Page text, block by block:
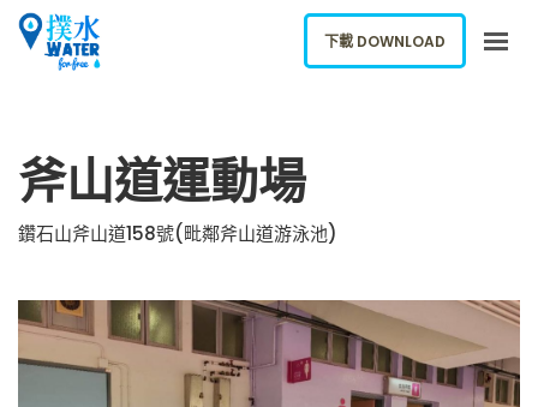
下載應用
ENGLISH
下載 DOWNLOAD
斧山道運動場
鑽石山斧山道158號(毗鄰斧山道游泳池)
下載 DOWNLOAD